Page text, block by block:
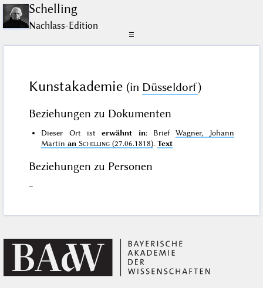
Schelling
Nachlass-Edition
☰
Kunstakademie (in Düsseldorf)
Beziehungen zu Dokumenten
Dieser Ort isterwähnt in: BriefWagner, Johann
Martinan Schelling (27.06.1818).Text
Beziehungen zu Personen
–